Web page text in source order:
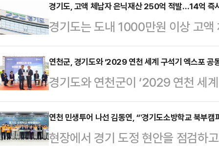
밝혔다.올해는 ‘도민과 함께 그리
‘도민과 함께 그리다’와 기후행동
표현했다. 기후위기에 대한 경기도
담은 축제로 마련된다.도민의 날은
명칭이 처음 사용된 것을 기념해
경기도, 고액 체납자 은닉재산 250억 적발…14억 즉
경기도는 도내 1000만원 이상 고
험 증권 거래내역을 전수 조사한
발했다고 15일 밝혔다.도는 고액
지난 7월부터 9월까지 납품·공사·
‘이행보증보험 증권’ 거래 내역을
금 55건 4억3000만원, 무기명정
112건 240억원 등 모두 250억원
연천군, 경기도와 ‘2029 연천 세계 구석기 엑스포 공
경기도와 연천군이 ‘2029 연천 세
맞잡았다.경기 연천군은 경기도가
(달달버스)를 진행했다고 밝혔다.
는 주민 100여 명이 함께한 가운데
연천 민생투어 나선 김동연, “'경기도소방학교 북부
현장에서 경기 도정 현안을 점검하